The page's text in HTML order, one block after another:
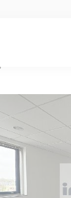
Saint-
les entreprises